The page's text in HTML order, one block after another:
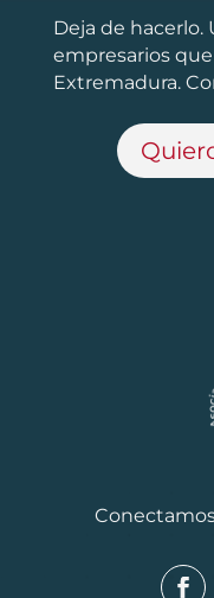
Deja de hacerlo.
empresarios
Extremadura.